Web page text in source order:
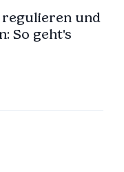
und
So geht's